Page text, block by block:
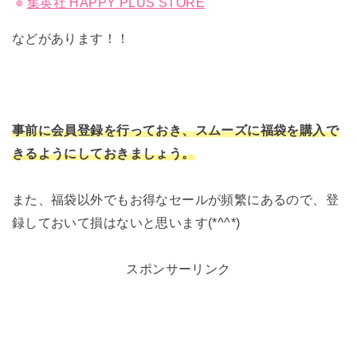
などがあります！！
事前に会員登録を行っておき、スムーズに福袋を購入で
きるようにしておきましょう。
また、福袋以外でもお得なセールが頻繁にあるので、登
録しておいて損はないと思います(*^^*)
スポンサーリンク